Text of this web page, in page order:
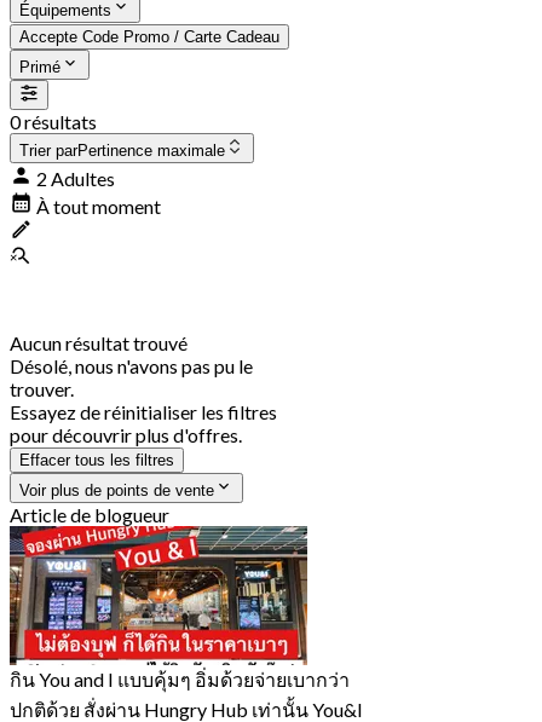
Équipements
Accepte Code Promo / Carte Cadeau
Primé
0 résultats
Trier parPertinence maximale
2 Adultes
À tout moment
Aucun résultat trouvé
Désolé, nous n'avons pas pu le
trouver.
Essayez de réinitialiser les filtres
pour découvrir plus d'offres.
Effacer tous les filtres
Voir plus de points de vente
Article de blogueur
กิน You and I แบบคุ้มๆ อิ่มด้วยจ่ายเบากว่า
ปกติด้วย สั่งผ่าน Hungry Hub เท่านั้น You&I